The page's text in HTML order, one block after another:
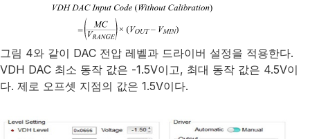
그림 4와 같이 DAC 전압 레벨과 드라이버 설정을 적용한다.
VDH DAC 최소 동작 값은 -1.5V이고, 최대 동작 값은 4.5V이
다. 제로 오프셋 지점의 값은 1.5V이다.